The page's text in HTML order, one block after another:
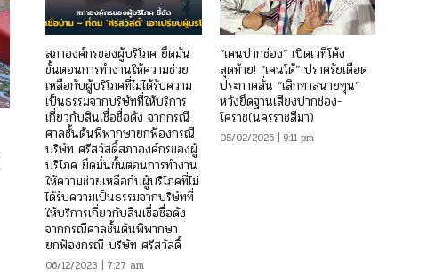
สภาองค์กรของผู้บริโภค ยึดมั่น
ขั้นตอนการทำงานให้ความช่วย
เหลือกับผู้บริโภคที่ไม่ได้รับความ
เป็นธรรมจากบริษัทที่ให้บริการ
เกี่ยวกับสินเชื่อชื่อดัง จากกรณี
ศาลชั้นต้นพิพากษายกฟ้องกรณี
บริษัท ศรีสวัสดิ์สภาองค์กรของผู้
บริโภค ยึดมั่นขั้นตอนการทำงาน
ให้ความช่วยเหลือกับผู้บริโภคที่ไม่
ได้รับความเป็นธรรมจากบริษัทที่
ให้บริการเกี่ยวกับสินเชื่อชื่อดัง
จากกรณีศาลชั้นต้นพิพากษา
ยกฟ้องกรณี บริษัท ศรีสวัสดิ์
06/12/2023 | 7:27 am
“เคนปากช่อง” เปิดเวทีโค้ง
สุดท้าย! “เคนโด้” ปราศรัยเดือด
ประกาศลั่น “เลิกทาสนายทุน”
หวังยึดฐานเสียงปากช่อง-
โคราช(นครราชสีมา)
05/02/2026 | 9:11 pm